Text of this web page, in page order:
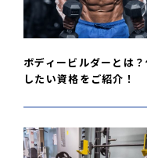
ボディービルダーとは
したい資格をご紹介！